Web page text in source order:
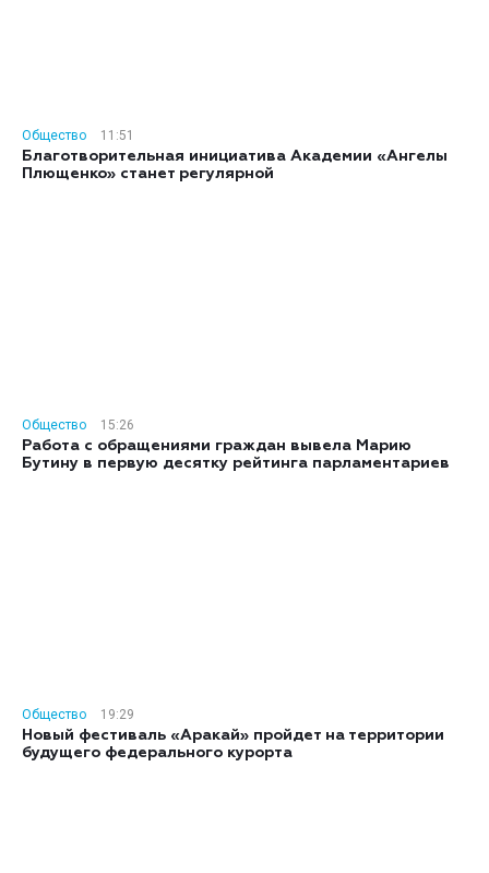
Общество
11:51
Благотворительная инициатива Академии «Ангелы
Плющенко» станет регулярной
Общество
15:26
Работа с обращениями граждан вывела Марию
Бутину в первую десятку рейтинга парламентариев
Общество
19:29
Новый фестиваль «Аракай» пройдет на территории
будущего федерального курорта